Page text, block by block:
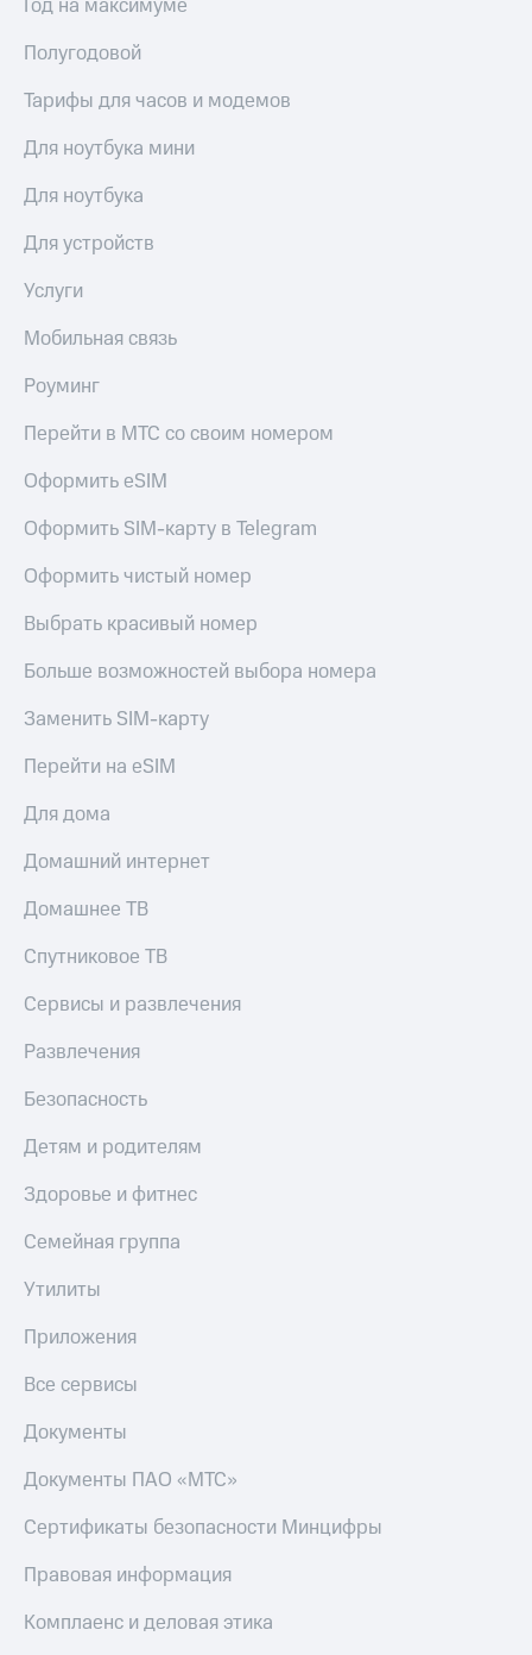
Год на максимуме
Полугодовой
Тарифы для часов и модемов
Для ноутбука мини
Для ноутбука
Для устройств
Услуги
Мобильная связь
Роуминг
Перейти в МТС со своим номером
Оформить eSIM
Оформить SIM-карту в Telegram
Оформить чистый номер
Выбрать красивый номер
Больше возможностей выбора номера
Заменить SIM-карту
Перейти на eSIM
Для дома
Домашний интернет
Домашнее ТВ
Спутниковое ТВ
Сервисы и развлечения
Развлечения
Безопасность
Детям и родителям
Здоровье и фитнес
Семейная группа
Утилиты
Приложения
Все сервисы
Документы
Документы ПАО «МТС»
Сертификаты безопасности Минцифры
Правовая информация
Комплаенс и деловая этика